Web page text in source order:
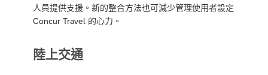
人員提供支援。新的整合方法也可減少管理使用者設定
Concur Travel 的心力。
陸上交通